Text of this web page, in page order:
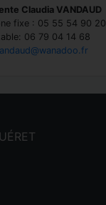
Claudia VANDAUD
fixe : 05 55 54 90 20
06 79 04 14 68